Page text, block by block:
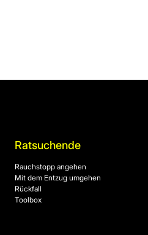
Ratsuchende
Rauchstopp angehen
Mit dem Entzug umgehen
Rückfall
Toolbox